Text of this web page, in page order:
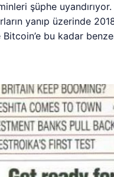
şüphe uyandırıyor.
yanıp üzerinde
bu kadar